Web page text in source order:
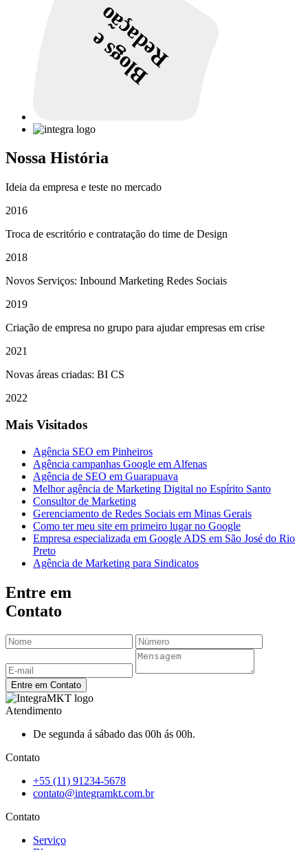
Blogs e
Redação
Nossa História
Ideia da empresa e teste no mercado
2016
Troca de escritório e contratação do time de Design
2018
Novos Serviços: Inbound Marketing Redes Sociais
2019
Criação de empresa no grupo para ajudar empresas em crise
2021
Novas áreas criadas: BI CS
2022
Mais Visitados
Agência SEO em Pinheiros
Agência campanhas Google em Alfenas
Agência de SEO em Guarapuava
Melhor agência de Marketing Digital no Espírito Santo
Consultor de Marketing
Gerenciamento de Redes Sociais em Minas Gerais
Como ter meu site em primeiro lugar no Google
Empresa especializada em Google ADS em São José do Rio
Preto
Agência de Marketing para Sindicatos
Entre em
Contato
Entre em Contato
Atendimento
De segunda á sábado das 00h ás 00h.
Contato
+55 (11) 91234-5678
contato@integramkt.com.br
Contato
Serviço